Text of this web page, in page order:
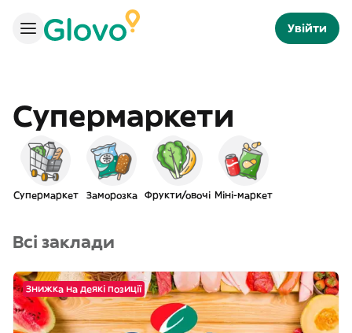
Увійти
Супермаркети
Супермаркет Заморозка Фрукти/овочі Міні-маркет
Всі заклади
Знижка на деякі позиції